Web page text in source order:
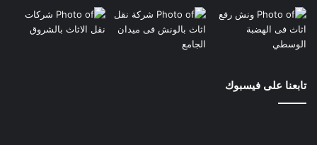
تابعنا على فيسبوك